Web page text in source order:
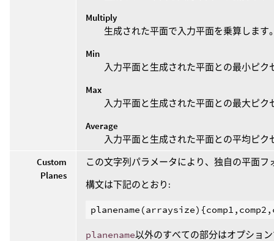
Multiply
生成された平面で入力平面を乗算します
Min
入力平面と生成された平面との最小ピク
Max
入力平面と生成された平面との最大ピク
Average
入力平面と生成された平面との平均ピク
Custom
Planes
この文字列パラメータにより、独自の平面
構文は下記のとおり:
planename以外のすべての部分はオプショ